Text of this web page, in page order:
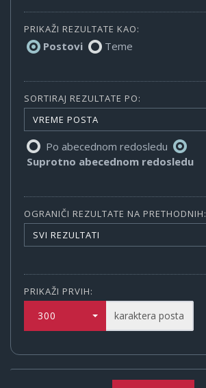
PRIKAŽI REZULTATE KAO:
Postovi Teme
SORTIRAJ REZULTATE PO:
VREME POSTA
Po abecednom redosledu
Suprotno abecednom redosledu
OGRANIČI REZULTATE NA PRETHODNIH:
SVI REZULTATI
PRIKAŽI PRVIH:
300 karaktera posta